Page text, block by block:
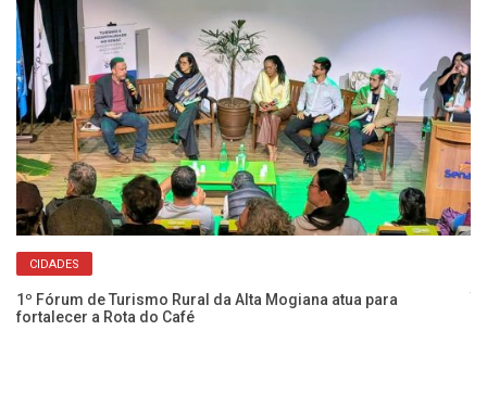
CIDADES
1º Fórum de Turismo Rural da Alta Mogiana atua para
fortalecer a Rota do Café